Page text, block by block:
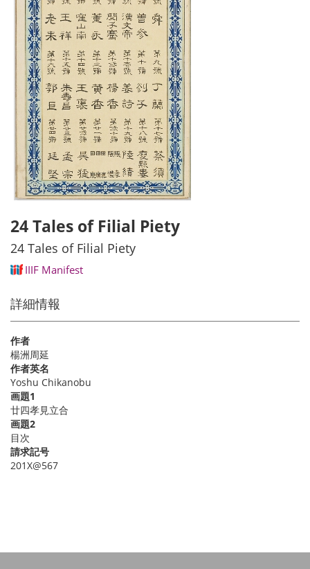
24 Tales of Filial Piety
24 Tales of Filial Piety
IIIF Manifest
詳細情報
作者
楊洲周延
作者英名
Yoshu Chikanobu
画題1
廿四孝見立合
画題2
目次
請求記号
201X@567